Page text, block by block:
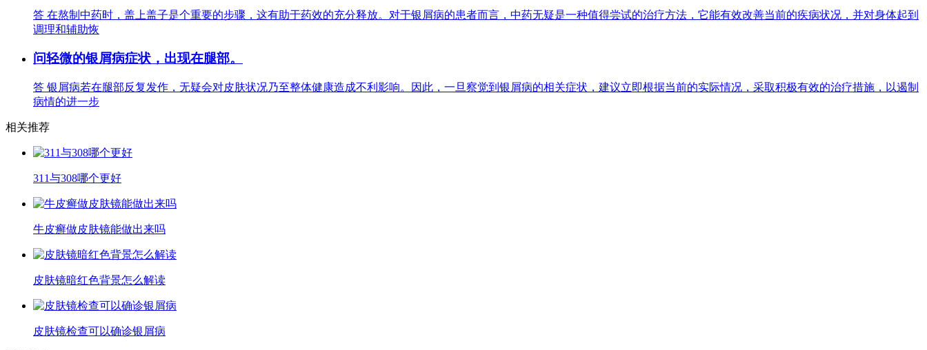
答 在熬制中药时，盖上盖子是个重要的步骤，这有助于药效的充分释放。对于银屑病的患者而言，中药无疑是一种值得尝试的治疗方法，它能有效改善当前的疾病状况，并对身体起到
调理和辅助恢
问轻微的银屑病症状，出现在腿部。
答 银屑病若在腿部反复发作，无疑会对皮肤状况乃至整体健康造成不利影响。因此，一旦察觉到银屑病的相关症状，建议立即根据当前的实际情况，采取积极有效的治疗措施，以遏制
病情的进一步
相关推荐
311与308哪个更好
牛皮癣做皮肤镜能做出来吗
皮肤镜暗红色背景怎么解读
皮肤镜检查可以确诊银屑病